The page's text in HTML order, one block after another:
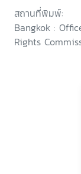
สถานที่พิมพ์:
Bangkok :
Rights